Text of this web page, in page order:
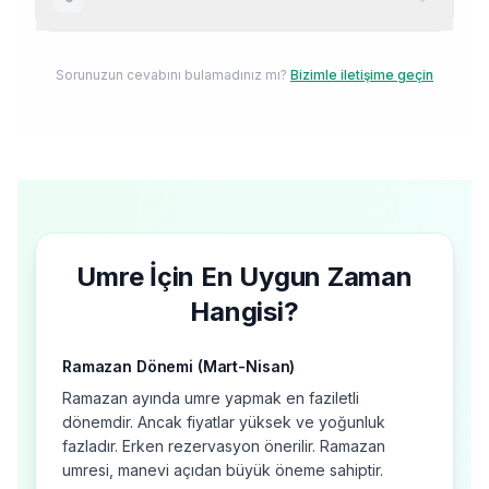
ziyaretler ve ibadetlerle değerlendirilir.
45°C, kış aylarında 18-25°C. Medine biraz daha
Sorunuzun cevabını bulamadınız mı? Bizimle iletişime geçin
Umre İçin En Uygun Zaman
Hangisi?
Ramazan Dönemi (Mart-Nisan)
Ramazan ayında umre yapmak en faziletli
dönemdir. Ancak fiyatlar yüksek ve yoğunluk
fazladır. Erken rezervasyon önerilir. Ramazan
umresi, manevi açıdan büyük öneme sahiptir.